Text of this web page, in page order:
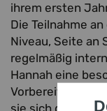
ihrem ersten
Die Teilnahme
Niveau, Seite an
regelmäßig
Hannah eine